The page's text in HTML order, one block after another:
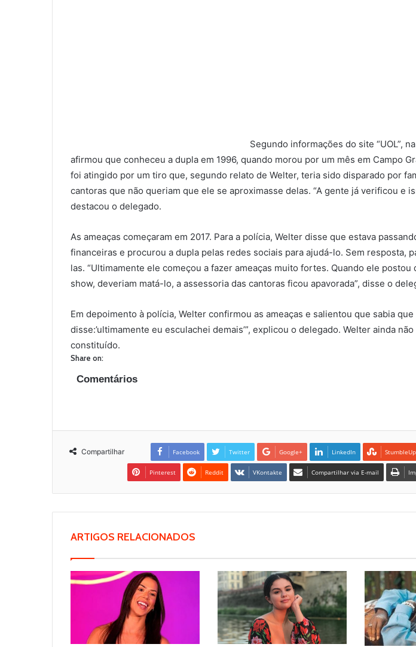
Segundo informações do site “UOL”,
afirmou que conheceu a dupla em 1996, quando morou por um mês em Campo
foi atingido por um tiro que, segundo relato de Welter, teria sido disparado por
cantoras que não queriam que ele se aproximasse delas. “A gente já verificou e
destacou o delegado.
As ameaças começaram em 2017. Para a polícia, Welter disse que estava
financeiras e procurou a dupla pelas redes sociais para ajudá-lo. Sem resposta,
las. “Ultimamente ele começou a fazer ameaças muito fortes. Quando ele postou
show, deveriam matá-lo, a assessoria das cantoras ficou apavorada”, disse o
Em depoimento à polícia, Welter confirmou as ameaças e salientou que sabia que
disse:’ultimamente eu esculachei demais’”, explicou o delegado. Welter ainda
constituído.
Share on:
Comentários
Compartilhar Facebook Twitter Google+ LinkedIn
Pinterest Reddit VKontakte Compartilhar via E-mail
ARTIGOS RELACIONADOS